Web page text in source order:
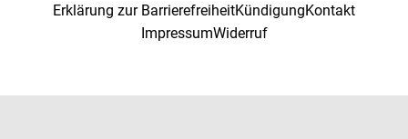
Erklärung zur BarrierefreiheitKündigungKontakt
ImpressumWiderruf